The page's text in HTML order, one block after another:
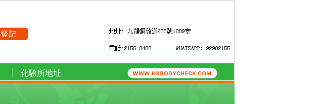
化驗所地址